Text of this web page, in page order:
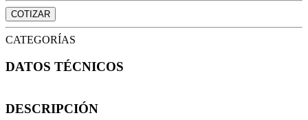
COTIZAR
CATEGORÍAS
DATOS TÉCNICOS
DESCRIPCIÓN